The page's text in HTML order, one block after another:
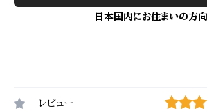
日本国内にお住まいの方
レビュー